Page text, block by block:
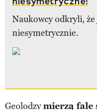
Naukowcy odkryli,
niesymetrycznie.
Geolodzymierzą fale